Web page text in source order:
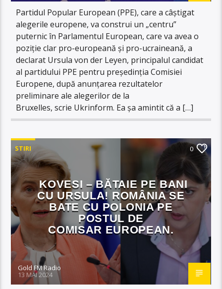
Partidul Popular European (PPE), care a câștigat
alegerile europene, va construi un „centru”
puternic în Parlamentul European, care va avea o
poziție clar pro-europeană și pro-ucraineană, a
declarat Ursula von der Leyen, principalul candidat
al partidului PPE pentru președinția Comisiei
Europene, după anunțarea rezultatelor
preliminare ale alegerilor de la
Bruxelles, scrie Ukrinform. Ea șa amintit că a […]
STIRI 0
KOVESI – BĂTAIE PE BANI
CU URSULA! ROMÂNIA SE
BATE CU POLONIA PE
POSTUL DE
COMISAR EUROPEAN.
Gold FM Radio
13 MAI 2024